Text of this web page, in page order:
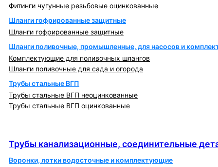
Фитинги чугунные резьбовые оцинкованные
Шланги гофрированные защитные
Шланги гофрированные защитные
Шланги поливочные, промышленные, для насосов и
Комплектующие для поливочных шлангов
Шланги поливочные для сада и огорода
Трубы стальные ВГП
Трубы стальные ВГП неоцинкованные
Трубы стальные ВГП оцинкованные
Трубы канализационные, соединительные
Воронки, лотки водосточные и комплектующие